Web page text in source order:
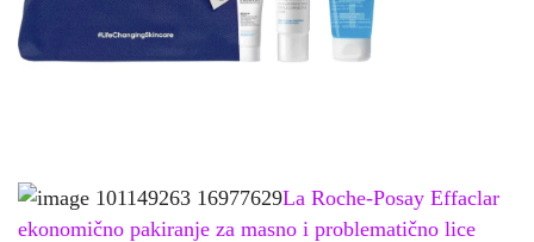
La Roche-Posay Effaclar
ekonomično pakiranje za masno i problematično lice